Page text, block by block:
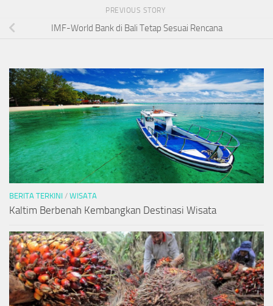
PREVIOUS STORY
IMF-World Bank di Bali Tetap Sesuai Rencana
BERITA TERKINI / WISATA
Kaltim Berbenah Kembangkan Destinasi Wisata